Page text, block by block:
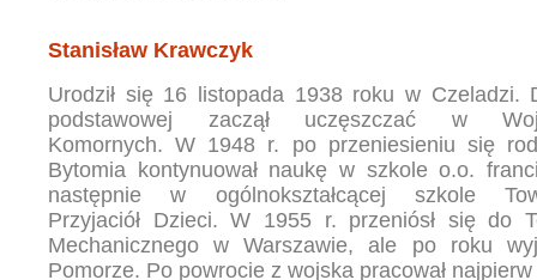
Stanisław Krawczyk
Urodził się 16 listopada 1938 roku w Czeladzi.
podstawowej zaczął uczęszczać w
Komornych. W 1948 r. po przeniesieniu się
Bytomia kontynuował naukę w szkole o.o.
następnie w ogólnokształcącej szkole
Przyjaciół Dzieci. W 1955 r. przeniósł się do
Mechanicznego w Warszawie, ale po roku
Pomorze. Po powrocie z wojska pracował